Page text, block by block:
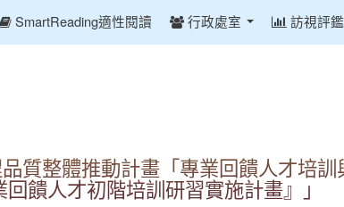
SmartReading適性閱讀 行政處室 訪視評鑑
質整體推動計畫「專業回饋人才培
饋人才初階培訓研習實施計畫』」